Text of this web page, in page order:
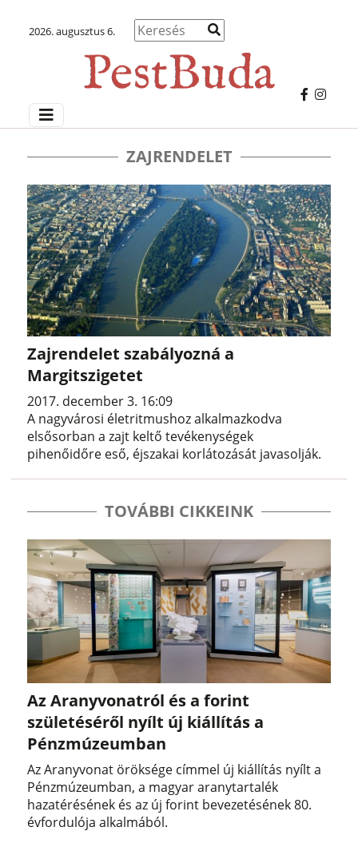
2026. augusztus 6.
ZAJRENDELET
Zajrendelet szabályozná a
Margitszigetet
2017. december 3. 16:09
A nagyvárosi életritmushoz alkalmazkodva
elsősorban a zajt keltő tevékenységek
pihenőidőre eső, éjszakai korlátozását javasolják.
TOVÁBBI CIKKEINK
Az Aranyvonatról és a forint
születéséről nyílt új kiállítás a
Pénzmúzeumban
Az Aranyvonat öröksége címmel új kiállítás nyílt a
Pénzmúzeumban, a magyar aranytartalék
hazatérésének és az új forint bevezetésének 80.
évfordulója alkalmából.